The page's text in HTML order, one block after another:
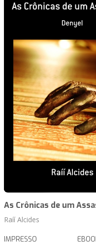
As Crônicas de um
Raíí Alcides
IMPRESSO